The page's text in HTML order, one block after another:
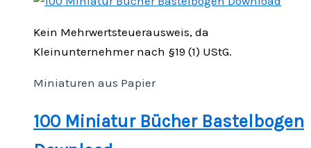
Kein Mehrwertsteuerausweis, da
Kleinunternehmer nach §19 (1) UStG.
Miniaturen aus Papier
100 Miniatur Bücher Bastelbogen